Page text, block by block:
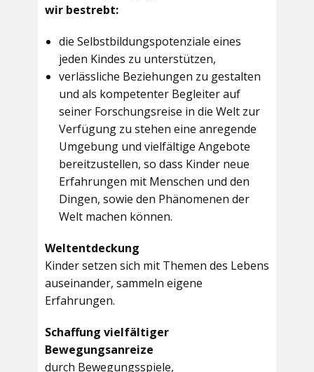
wir bestrebt:
die Selbstbildungspotenziale eines
jeden Kindes zu unterstützen,
verlässliche Beziehungen zu gestalten
und als kompetenter Begleiter auf
seiner Forschungsreise in die Welt zur
Verfügung zu stehen eine anregende
Umgebung und vielfältige Angebote
bereitzustellen, so dass Kinder neue
Erfahrungen mit Menschen und den
Dingen, sowie den Phänomenen der
Welt machen können.
Weltentdeckung
Kinder setzen sich mit Themen des Lebens
auseinander, sammeln eigene
Erfahrungen.
Schaffung vielfältiger
Bewegungsanreize
durch Bewegungsspiele,